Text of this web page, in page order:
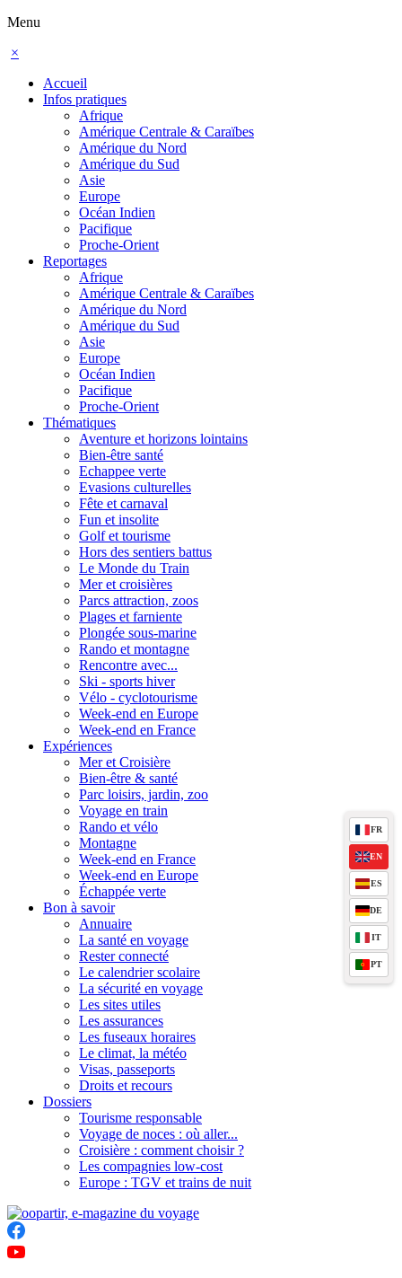
Menu
×
Accueil
Infos pratiques
Afrique
Amérique Centrale & Caraïbes
Amérique du Nord
Amérique du Sud
Asie
Europe
Océan Indien
Pacifique
Proche-Orient
Reportages
Afrique
Amérique Centrale & Caraïbes
Amérique du Nord
Amérique du Sud
Asie
Europe
Océan Indien
Pacifique
Proche-Orient
Thématiques
Aventure et horizons lointains
Bien-être santé
Echappee verte
Evasions culturelles
Fête et carnaval
Fun et insolite
Golf et tourisme
Hors des sentiers battus
Le Monde du Train
Mer et croisières
Parcs attraction, zoos
Plages et farniente
Plongée sous-marine
Rando et montagne
Rencontre avec...
Ski - sports hiver
Vélo - cyclotourisme
Week-end en Europe
Week-end en France
Expériences
Mer et Croisière
Bien-être & santé
Parc loisirs, jardin, zoo
Voyage en train
Rando et vélo
Montagne
Week-end en France
Week-end en Europe
Échappée verte
Bon à savoir
Annuaire
La santé en voyage
Rester connecté
Le calendrier scolaire
La sécurité en voyage
Les sites utiles
Les assurances
Les fuseaux horaires
Le climat, la météo
Visas, passeports
Droits et recours
Dossiers
Tourisme responsable
Voyage de noces : où aller...
Croisière : comment choisir ?
Les compagnies low-cost
Europe : TGV et trains de nuit
FR
EN
ES
DE
IT
PT